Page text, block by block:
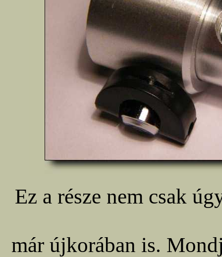
Ez a része nem csak
már újkorában is.